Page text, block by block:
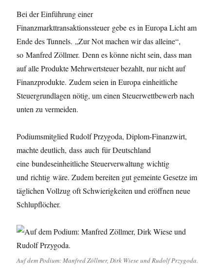
Bei der Einführung einer
Finanzmarkttransaktionssteuer gebe es in Europa Licht am
Ende des Tunnels. „Zur Not machen wir das alleine“,
so Manfred Zöllmer. Denn es könne nicht sein, dass man
auf alle Produkte Mehrwertsteuer bezahlt, nur nicht auf
Finanzprodukte. Zudem seien in Europa einheitliche
Steuergrundlagen nötig, um einen Steuerwettbewerb nach
unten zu vermeiden.
Podiumsmitglied Rudolf Przygoda, Diplom-Finanzwirt,
machte deutlich, dass auch für Deutschland
eine bundeseinheitliche Steuerverwaltung wichtig
und richtig wäre. Zudem bereiten gut gemeinte Gesetze im
täglichen Vollzug oft Schwierigkeiten und eröffnen neue
Schlupflöcher.
Auf dem Podium: Manfred Zöllmer, Dirk Wiese und Rudolf Przygoda.